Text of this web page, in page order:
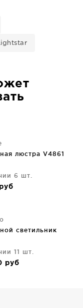
люстра V4861
6 шт.
руб
светильник
11 шт.
руб